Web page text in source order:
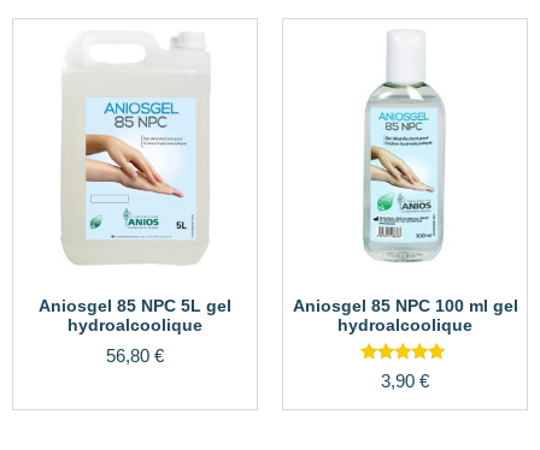
Aniosgel 85 NPC 5L gel
hydroalcoolique
56,80 €
Aniosgel 85 NPC 100 ml gel
hydroalcoolique
Note
5.00
sur 5
3,90 €